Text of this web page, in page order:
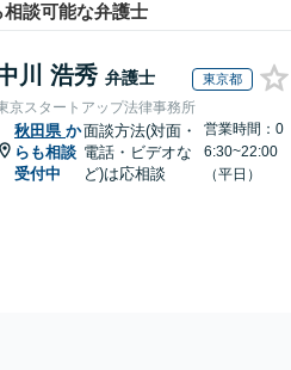
談可能な弁護士
川 浩秀 弁護士 東京都
京スタートアップ法律事務所
秋田県 か
らも相談
受付中
面談方法(対面・
電話・ビデオな
ど)は応相談
営業時間：0
6:30~22:00
（平日）